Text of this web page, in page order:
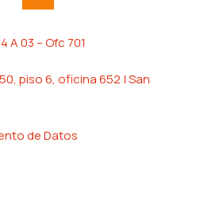
A 03 – Ofc 701
piso 6, oficina 652 | San
de Datos